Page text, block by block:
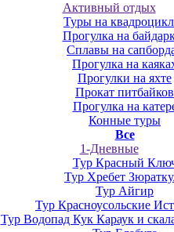
Активный отдых
Туры на
Прогулка на
Сплавы на
Прогулка на
Прогулки на яхте
Прокат питбайков
Прогулка на
Конные туры
Все
1-Дневные
Тур Красный
Тур Хребет
Тур Айгир
Тур Красноусольские
Тур Водопад Кук Караук и